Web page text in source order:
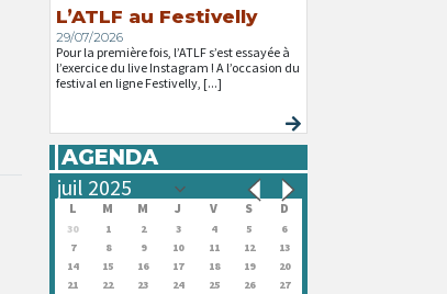
L’ATLF au Festivelly
29/07/2026
Pour la première fois, l’ATLF s’est essayée à
l’exercice du live Instagram ! A l’occasion du
festival en ligne Festivelly, [...]
AGENDA
L M M J V S D
30 1 2 3 4 5
6
7
8 9 10 11 12
13
14
15 16 17 18 19
20
21
22 23 24 25 26
27